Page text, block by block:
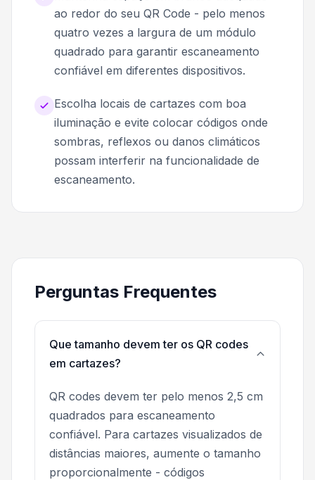
ao redor do seu QR Code - pelo menos
quatro vezes a largura de um módulo
quadrado para garantir escaneamento
confiável em diferentes dispositivos.
Escolha locais de cartazes com boa
iluminação e evite colocar códigos onde
sombras, reflexos ou danos climáticos
possam interferir na funcionalidade de
escaneamento.
Perguntas Frequentes
Que tamanho devem ter os QR codes
em cartazes?
QR codes devem ter pelo menos 2,5 cm
quadrados para escaneamento
confiável. Para cartazes visualizados de
distâncias maiores, aumente o tamanho
proporcionalmente - códigos